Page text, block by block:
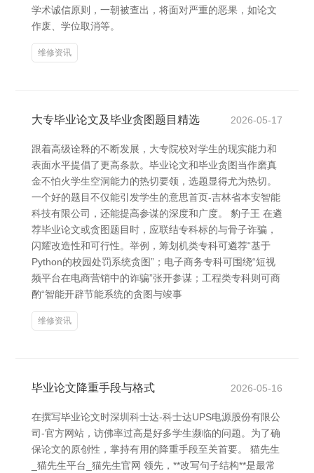
学术诚信原则，一朝被查出，将面对严重的恶果，如论文
作废、学位取消等。
维修资讯
大专毕业论文及毕业贪图题目精选 2026-05-17
跟着高级诠释的不断发展，大专院校对学生的现实能力和
表面水平提倡了更高条款。毕业论文和毕业贪图当作磨真
金不怕火学生空洞能力的热切要领，选题显得尤为热切。
一个好的题目不仅能引发学生的意思首页-吉林省本安智能
科技有限公司，还能提高参谋的深度和广度。 豹子王 在遴
荐毕业论文或贪图题目时，应联结专科标的与骨子诈骗，
闪耀改造性和可行性。举例，筹划机类专科可遴荐“基于
Python的校园处罚系统贪图”；电子商务专科可围绕“短视
频平台在电商营销中的诈骗”张开参谋；工程类专科则可商
酌“智能开辟节能系统的贪图与竣事
维修资讯
毕业论文降重手段与格式 2026-05-16
在撰写毕业论文时深圳科士达-科士达UPS电源股份有限公
司-官方网站，访佛率过高是好多学生濒临的问题。为了确
保论文的原创性，掌持有用的降重手段至关首要。 猫先生
_猫先生平台_猫先生官网 领先，**改写句子结构**是最常